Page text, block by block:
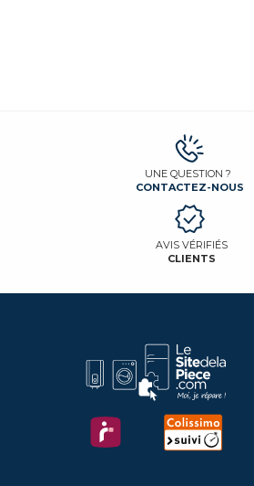
UNE QUESTION ?
CONTACTEZ-NOUS
AVIS VÉRIFIÉS
CLIENTS